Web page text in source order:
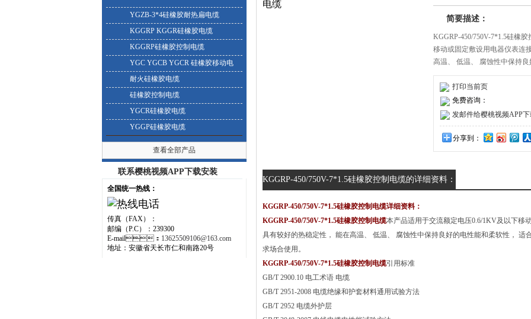
YGZB-3*4硅橡胶耐热扁电缆
KGGRP KGGR硅橡胶电缆
KGGRP硅橡胶控制电缆
YGC YGCB YGCR 硅橡胶移动电
缆
耐火硅橡胶电缆
硅橡胶控制电缆
YGCR硅橡胶电缆
YGGP硅橡胶电缆
查看全部产品
联系樱桃视频APP下载安装
全国统一热线：
传真（FAX）：
邮编（P.C）：239300
E-mail： 13625509106@163.com
地址：安徽省天长市仁和南路20号
简要描述：
KGGRP-450/750V-7*1.5硅橡
移动或固定敷设用电器仪表连接
高温、 低温、 腐蚀性中保
行业具有移动耐温等特殊要求场合
打印当前页
免费咨询：
发邮件给樱桃视频APP下
分享到：
KGGRP-450/750V-7*1.5硅橡胶控制电缆的详细资料：
KGGRP-450/750V-7*1.5硅橡胶控制电缆详细资料：
KGGRP-450/750V-7*1.5硅橡胶控制电缆本产品适用于交流额定电压0.6/1KV及以下移
具有较好的热稳定性， 能在高温、 低温、 腐蚀性中保持良好的电性能和柔软性， 适
求场合使用。
KGGRP-450/750V-7*1.5硅橡胶控制电缆引用标准
GB/T 2900.10 电工术语 电缆
GB/T 2951-2008 电缆绝缘和护套材料通用试验方法
GB/T 2952 电缆外护层